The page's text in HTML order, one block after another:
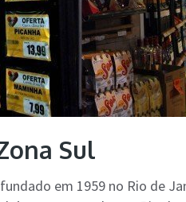
Sul
em 1959 no Rio de